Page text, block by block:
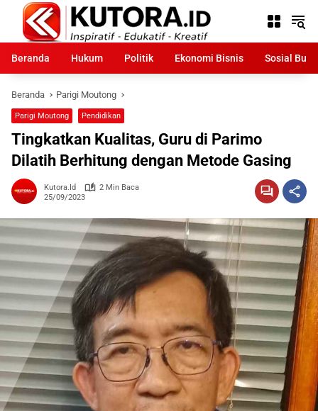
Langsung
konten
Beranda
Hukum Politik Ekonomi Bisnis Sosial
Beranda Parigi Moutong
Parigi Moutong Pendidikan
Tingkatkan Kualitas, Guru di Parimo
Dilatih Berhitung dengan Metode Gasing
Kutora.id
2 Min Baca
25/09/2023